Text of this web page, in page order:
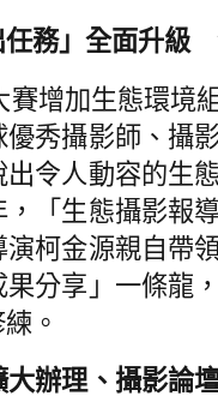
任務」全面升
賽增加生態環境
秀攝影師、攝
令人動容的生
「生態攝影報
柯金源親自帶
分享」一條龍
。
大辦理、攝影